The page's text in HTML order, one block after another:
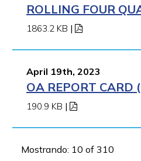
ROLLING FOUR
1863.2 KB |
April 19th, 2023
OA REPORT
190.9 KB |
Mostrando: 10 of 310